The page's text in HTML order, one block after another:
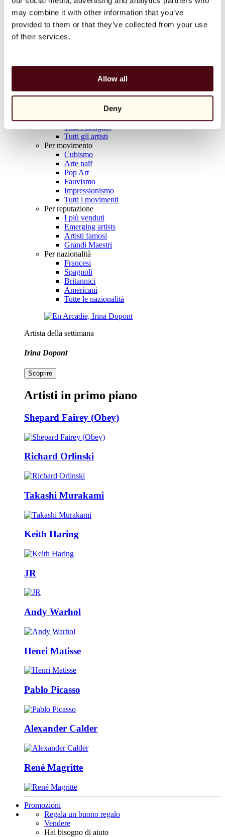
may combine it with other information that you’ve
provided to them or that they’ve collected from your use
of their services.
Allow all
Deny
Balloon Dog (Orange)
Jeff Koons
10.000 €
Artisti
Tutti i pittori
Tutti i fotografi
Tutti i disegnatori
Tutti i designer
Tutti gli artisti
Per movimento
Cubismo
Arte naïf
Pop Art
Fauvismo
Impressionismo
Tutti i movimenti
Per reputazione
I più venduti
Emerging artists
Artisti famosi
Grandi Maestri
Per nazionalità
Francesi
Spagnoli
Britannici
Americani
Tutte le nazionalità
Artista della settimana
Irina Dopont
Scoprire
Artisti in primo piano
Shepard Fairey (Obey)
Richard Orlinski
Takashi Murakami
Keith Haring
JR
Andy Warhol
Henri Matisse
Pablo Picasso
Alexander Calder
René Magritte
Promozioni
Regala un buono regalo
Vendere
Hai bisogno di aiuto